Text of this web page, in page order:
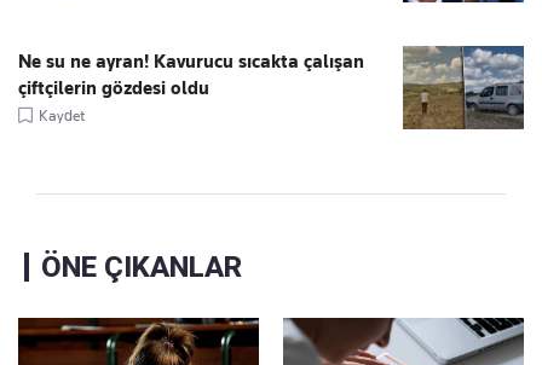
Ne su ne ayran! Kavurucu sıcakta çalışan
çiftçilerin gözdesi oldu
Kaydet
ÖNE ÇIKANLAR